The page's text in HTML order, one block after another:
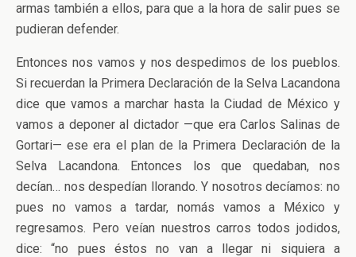
armas también a ellos, para que a la hora de salir pues se
pudieran defender.
Entonces nos vamos y nos despedimos de los pueblos.
Si recuerdan la Primera Declaración de la Selva Lacandona
dice que vamos a marchar hasta la Ciudad de México y
vamos a deponer al dictador —que era Carlos Salinas de
Gortari— ese era el plan de la Primera Declaración de la
Selva Lacandona. Entonces los que quedaban, nos
decían… nos despedían llorando. Y nosotros decíamos: no
pues no vamos a tardar, nomás vamos a México y
regresamos. Pero veían nuestros carros todos jodidos,
dice: “no pues éstos no van a llegar ni siquiera a